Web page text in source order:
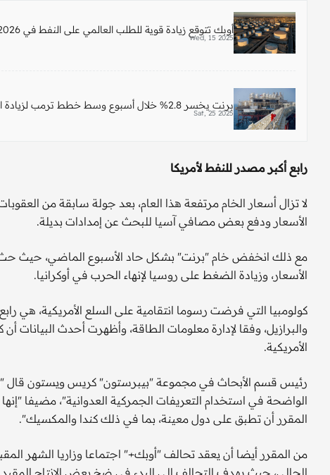
أوبك تتوقع زيادة قوية للطلب العالمي على النفط في 2026
Wed, 15 2025
برنت يخسر 2.8% خلال أسبوع وسط خطط ترمب لزيادة الإنتاج الأمريكي
Sat, 25 2025
رابع أكبر مصدر للنفط لأمريكا
لا تزال أسعار الخام مرتفعة هذا العام، بعد جولة سابقة من
الأسعار ودفع بعض مصافي آسيا للبحث عن إمدادات بديلة.
مع ذلك انخفض خام "برنت" بشكل حاد الأسبوع الماضي، حيث حث
الأسعار، وزيادة الضغط على روسيا لإنهاء الحرب في أوكرانيا.
كولومبيا التي فرضت رسوما انتقامية على السلع الأمريكية، هي
الأمريكية.
رئيس قسم الأبحاث في مجموعة "بيبرستون" كريس ويستون قال
الواضحة في استخدام التعريفات الجمركية العدوانية"، مضيفا
المقرر أن تطبق على دول معينة، بما في ذلك كندا والمكسيك".
من المقرر أيضا أن يعقد تحالف "أوبك+" اجتماعا وزاريا الشهر